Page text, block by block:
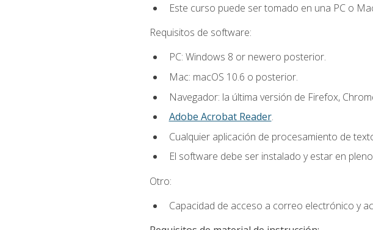
Este curso puede ser tomado en una PC o
Requisitos de software:
PC: Windows 8 or newero posterior.
Mac: macOS 10.6 o posterior.
Navegador: la última versión de Firefox,
Adobe Acrobat Reader.
Cualquier aplicación de procesamiento de
El software debe ser instalado y estar en
Otro:
Capacidad de acceso a correo electrónico y